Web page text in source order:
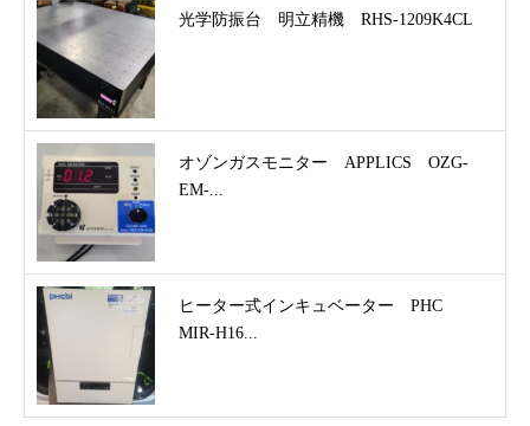
光学防振台 明立精機 RHS-1209K4CL
オゾンガスモニター APPLICS OZG-
EM-...
ヒーター式インキュベーター PHC
MIR-H16...